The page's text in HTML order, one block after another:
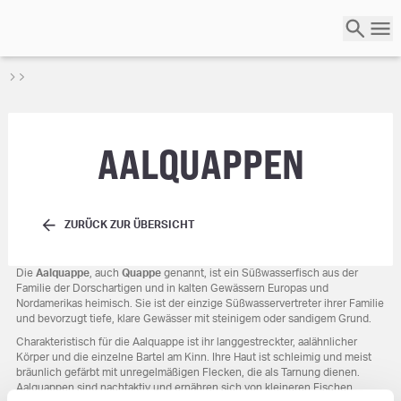
AALQUAPPEN
ZURÜCK ZUR ÜBERSICHT
Die Aalquappe, auch Quappegenannt, ist ein Süßwasserfisch aus der
Familie der Dorschartigen und in kalten Gewässern Europas und
Nordamerikas heimisch. Sie ist der einzige Süßwasservertreter ihrer Familie
und bevorzugt tiefe, klare Gewässer mit steinigem oder sandigem Grund.
Charakteristisch für die Aalquappe ist ihr langgestreckter, aalähnlicher
Körper und die einzelne Bartel am Kinn. Ihre Haut ist schleimig und meist
bräunlich gefärbt mit unregelmäßigen Flecken, die als Tarnung dienen.
Aalquappen sind nachtaktiv und ernähren sich von kleineren Fischen,